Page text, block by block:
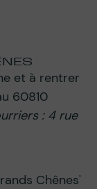
et à rentrer
60810
: 4 rue
Chênes'